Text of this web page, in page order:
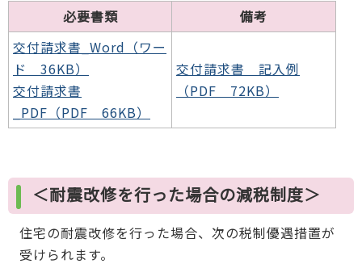
必要書類
備考
交付請求書_Word（ワー
ド 36KB）
交付請求書
_PDF（PDF 66KB）
交付請求書 記入例
（PDF 72KB）
＜耐震改修を行った場合の減税制度＞
住宅の耐震改修を行った場合、次の税制優遇措置が
受けられます。